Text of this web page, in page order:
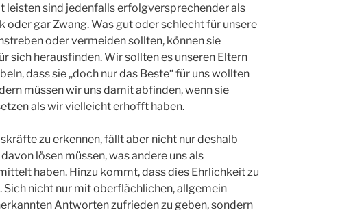
leisten sind jedenfalls erfolgversprechender als
oder gar Zwang. Was gut oder schlecht für unsere
oder vermeiden sollten, können sie
sich herausfinden. Wir sollten es unseren Eltern
dass sie „doch nur das Beste“ für uns wollten
müssen wir uns damit abfinden, wenn sie
als wir vielleicht erhofft haben.
zu erkennen, fällt aber nicht nur deshalb
lösen müssen, was andere uns als
haben. Hinzu kommt, dass dies Ehrlichkeit zu
Sich nicht nur mit oberflächlichen, allgemein
Antworten zufrieden zu geben, sondern